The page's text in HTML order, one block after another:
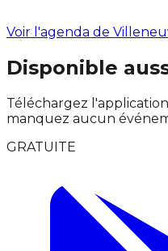
Voir l'agenda de
Disponible
Téléchargez
manquez aucun
GRATUITE